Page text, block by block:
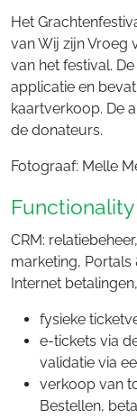
Het
van Wij zijn Vroeg
van het festival.
applicatie en
kaartverkoop. De
de donateurs.
Fotograaf: Melle
Functionality
CRM:
marketing,
Internet
fysieke
e-tickets via
validatie via
verkoop van
Bestellen,